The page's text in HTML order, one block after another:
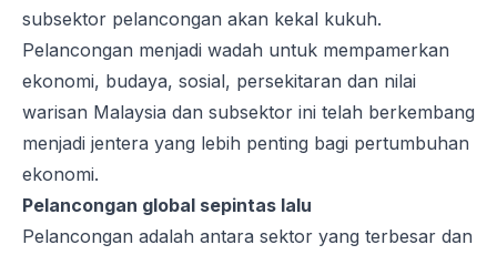
subsektor pelancongan akan kekal kukuh.
Pelancongan menjadi wadah untuk mempamerkan
ekonomi, budaya, sosial, persekitaran dan nilai
warisan Malaysia dan subsektor ini telah berkembang
menjadi jentera yang lebih penting bagi pertumbuhan
ekonomi.
Pelancongan global sepintas lalu
Pelancongan adalah antara sektor yang terbesar dan